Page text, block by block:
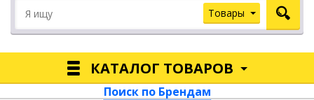
Товары
КАТАЛОГ ТОВАРОВ
Поиск по Брендам